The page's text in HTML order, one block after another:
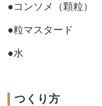
●コンソメ（顆粒）
●粒マスタード
●水
つくり方